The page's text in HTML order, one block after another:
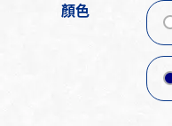
顏色